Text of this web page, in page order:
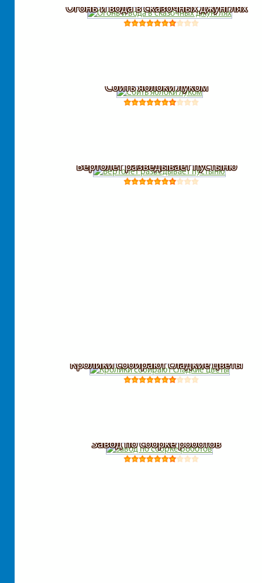
Огонь и вода в сказочных джунглях
Сбить яблоки луком
Вертолет разведывает пустыню
Кролики собирают сладкие цветы
Завод по сборке роботов